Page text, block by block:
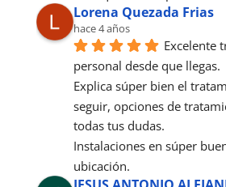
Lorena Quezada Frias
hace 4 años
Excelente
personal desde que llegas.
Explica súper bien el
seguir, opciones de
todas tus dudas.
Instalaciones en súper
ubicación.